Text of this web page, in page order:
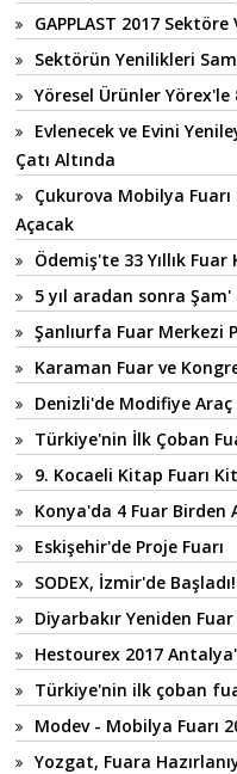
GAPPLAST 2017
Sektörün Yenilikleri
Yöresel Ürünler
Evlenecek ve Evini
Çatı Altında
Çukurova Mobilya Fuarı
Açacak
Ödemiş'te 33 Yıllık Fuar
5 yıl aradan sonra
Şanlıurfa Fuar Merkezi
Karaman Fuar ve
Denizli'de Modifiye Araç
Türkiye'nin İlk Çoban
9. Kocaeli Kitap Fuarı
Konya'da 4 Fuar Birden
Eskişehir'de Proje Fuarı
SODEX, İzmir'de Başladı!
Diyarbakır Yeniden
Hestourex 2017
Türkiye'nin ilk çoban
Modev - Mobilya Fuarı
Yozgat, Fuara